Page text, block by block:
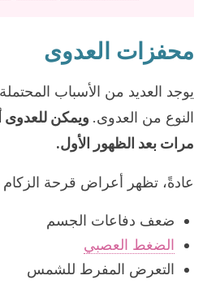
محفزات العدوى
يوجد العديد من الأسباب
النوع من العدوى. ويمكن للعدوى
مرات بعد الظهور الأول.
عادةً، تظهر أعراض قرحة
ضعف دفاعات الجسم
الضغط العصبي
التعرض المفرط للشمس